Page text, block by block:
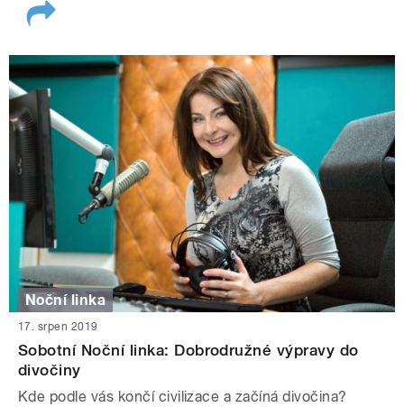
Noční linka
17. srpen 2019
Sobotní Noční linka: Dobrodružné výpravy do
divočiny
Kde podle vás končí civilizace a začíná divočina?